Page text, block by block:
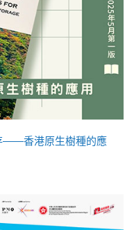
——香港原生樹種的應